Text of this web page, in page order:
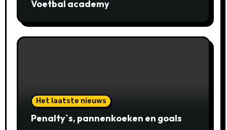
Voetbal academy
Het laatste nieuws
Penalty`s, pannenkoeken en goals